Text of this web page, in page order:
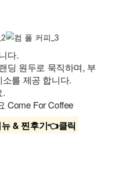
다.
딩 원두로 묵직하며, 부
를 제공 합니다.
.
Come For Coffee
& 찐후기👈클릭